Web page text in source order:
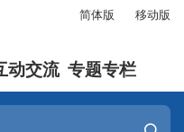
简体版 移动版
动交流 专题专栏